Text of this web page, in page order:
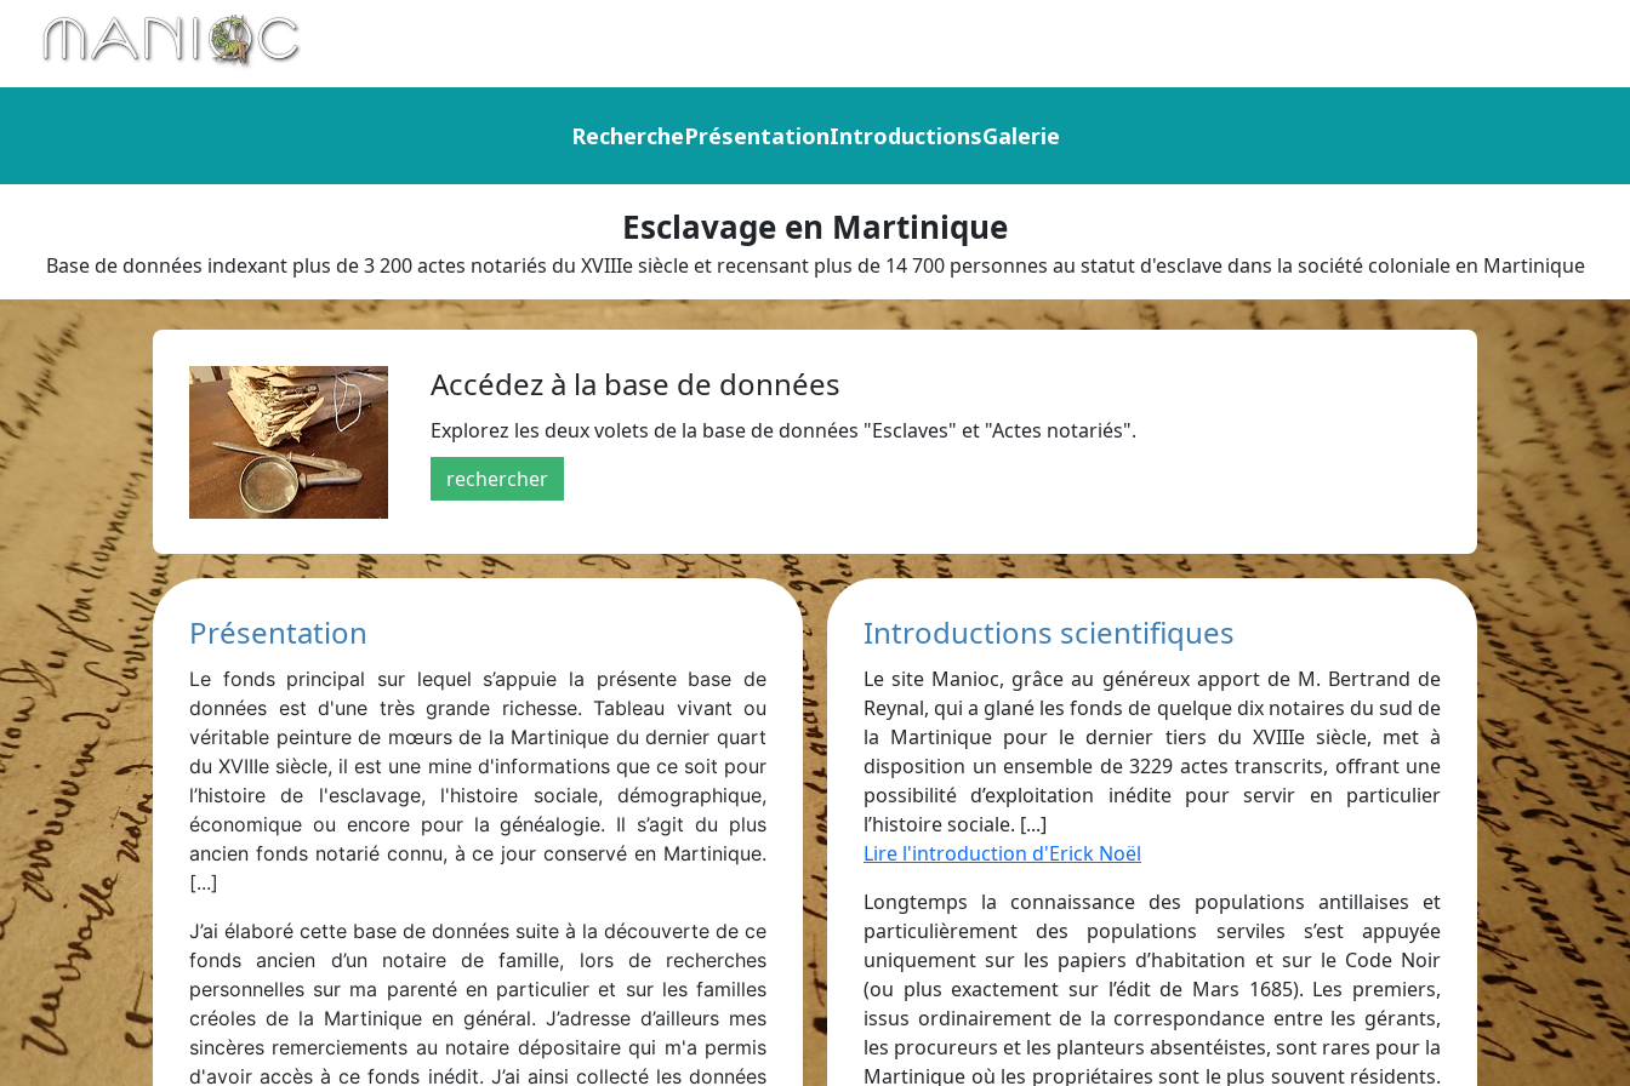
Aller au contenu principal
RecherchePrésentationIntroductionsGalerie
Esclavage en Martinique
Base de données indexant plus de 3 200 actes notariés du XVIIIe siècle et recensant plus de 14 700 personnes au statut d'esclave dans la société coloniale en Martinique
Présentation
Le fonds principal sur lequel s’appuie la présente base de
données est d'une très grande richesse. Tableau vivant ou
véritable peinture de mœurs de la Martinique du dernier quart
du XVIIIe siècle, il est une mine d'informations que ce soit pour
l’histoire de l'esclavage, l'histoire sociale, démographique,
économique ou encore pour la généalogie. Il s’agit du plus
ancien fonds notarié connu, à ce jour conservé en Martinique.
[...]
J’ai élaboré cette base de données suite à la découverte de ce
fonds ancien d’un notaire de famille, lors de recherches
personnelles sur ma parenté en particulier et sur les familles
créoles de la Martinique en général. J’adresse d’ailleurs mes
sincères remerciements au notaire dépositaire qui m'a permis
d'avoir accès à ce fonds inédit. J’ai ainsi collecté les données
Introductions scientifiques
Le site Manioc, grâce au généreux apport de M. Bertrand de
Reynal, qui a glané les fonds de quelque dix notaires du sud de
la Martinique pour le dernier tiers du XVIIIe siècle, met à
disposition un ensemble de 3229 actes transcrits, offrant une
possibilité d’exploitation inédite pour servir en particulier
l’histoire sociale. [...]
Lire l'introduction d'Erick Noël
Longtemps la connaissance des populations antillaises et
particulièrement des populations serviles s’est appuyée
uniquement sur les papiers d’habitation et sur le Code Noir
(ou plus exactement sur l’édit de Mars 1685). Les premiers,
issus ordinairement de la correspondance entre les gérants,
les procureurs et les planteurs absentéistes, sont rares pour la
Martinique où les propriétaires sont le plus souvent résidents.
rechercher
Explorez les deux volets de la base de données "Esclaves" et "Actes notariés".
Accédez à la base de données